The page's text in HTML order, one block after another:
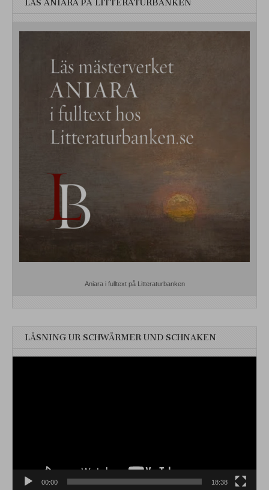
LÄS ANIARA PÅ LITTERATURBANKEN
Aniara i fulltext på Litteraturbanken
LÄSNING UR SCHWÄRMER UND SCHNAKEN
00:00 18:38